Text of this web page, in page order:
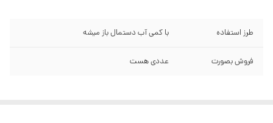
طرز استفاده با کمی آب دستمال باز میشه
فروش بصورت عددی هست